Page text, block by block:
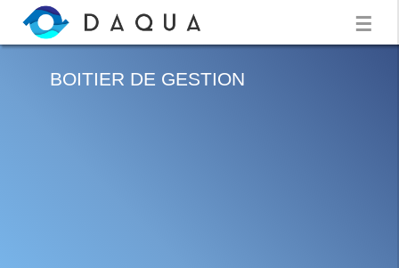
☰
BOITIER DE GESTION